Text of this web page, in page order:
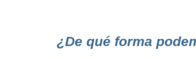
¿De qué forma